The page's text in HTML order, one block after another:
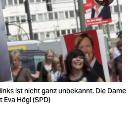
ist nicht ganz unbekannt. Die Dame
Högl (SPD)